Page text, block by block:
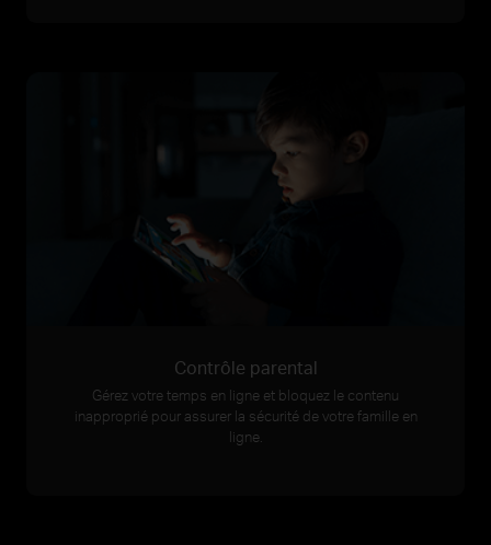
Contrôle parental
Gérez votre temps en ligne et bloquez le contenu
inapproprié pour assurer la sécurité de votre famille en
ligne.